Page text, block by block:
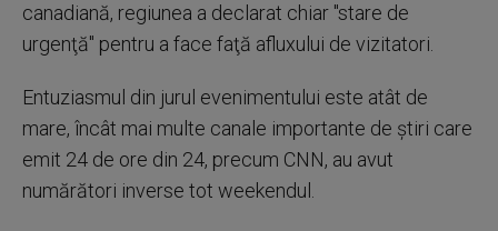
canadiană, regiunea a declarat chiar "stare de
urgenţă" pentru a face faţă afluxului de vizitatori.
Entuziasmul din jurul evenimentului este atât de
mare, încât mai multe canale importante de ştiri care
emit 24 de ore din 24, precum CNN, au avut
numărători inverse tot weekendul.